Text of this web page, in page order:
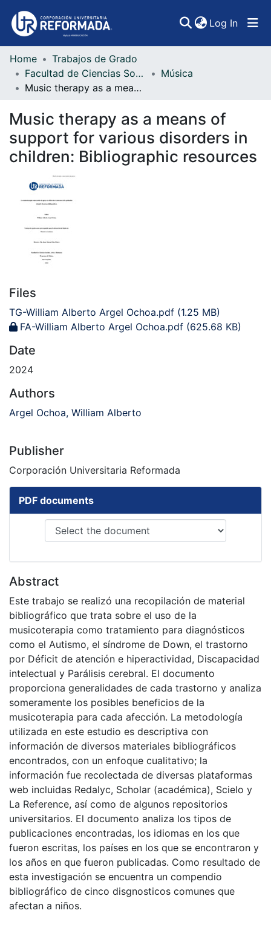
Log In
Communities & Collections
All of DSpace
Statistics
Home
Trabajos de Grado
Facultad de Ciencias Sociales, Artes y Humanidades
Música
Music therapy as a means of support for various disorders in children: Bibliographic resources
Music therapy as a means of
support for various disorders in
children: Bibliographic resources
Files
TG-William Alberto Argel Ochoa.pdf (1.25 MB)
FA-William Alberto Argel Ochoa.pdf (625.68 KB)
Date
2024
Authors
Argel Ochoa, William Alberto
Publisher
Corporación Universitaria Reformada
PDF documents
Abstract
Este trabajo se realizó una recopilación de material
bibliográfico que trata sobre el uso de la
musicoterapia como tratamiento para diagnósticos
como el Autismo, el síndrome de Down, el trastorno
por Déficit de atención e hiperactividad, Discapacidad
intelectual y Parálisis cerebral. El documento
proporciona generalidades de cada trastorno y analiza
someramente los posibles beneficios de la
musicoterapia para cada afección. La metodología
utilizada en este estudio es descriptiva con
información de diversos materiales bibliográficos
encontrados, con un enfoque cualitativo; la
información fue recolectada de diversas plataformas
web incluidas Redalyc, Scholar (académica), Scielo y
La Reference, así como de algunos repositorios
universitarios. El documento analiza los tipos de
publicaciones encontradas, los idiomas en los que
fueron escritas, los países en los que se encontraron y
los años en que fueron publicadas. Como resultado de
esta investigación se encuentra un compendio
bibliográfico de cinco disgnosticos comunes que
afectan a niños.